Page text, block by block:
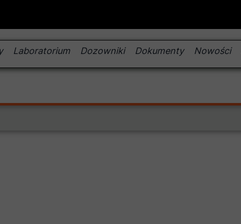
VSG SC 35 (Uszczelniacz VSG SC 35)
PhotoFace BL (Lazura do betonu PhotoFace)
SV (Specjalny Uszczelniacz do betonu )
Laboratorium Dozowniki Dokumenty Nowości